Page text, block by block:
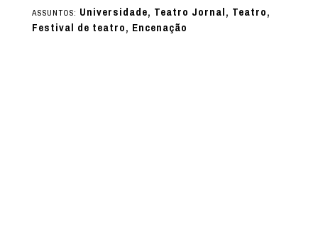
ASSUNTOS: Universidade, Teatro Jornal, Teatro,
Festival de teatro, Encenação